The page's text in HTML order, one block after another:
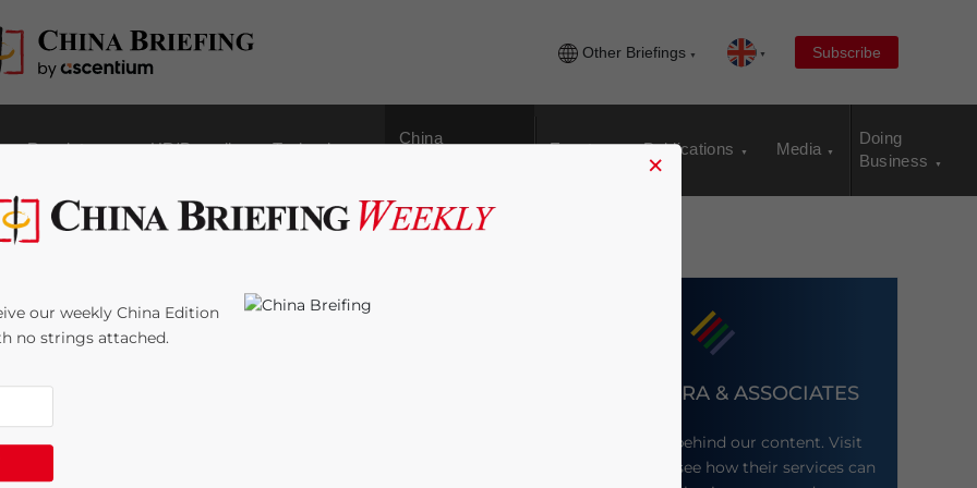
Other Briefings Subscribe
Regulatory HR/Payroll Technology
China
Events Publications Media
Doing
Business
Athleten in
DEZAN SHIRA & ASSOCIATES
Meet the firm behind our content. Visit
their website to see how their services can
×
our weekly China Edition
no strings attached.